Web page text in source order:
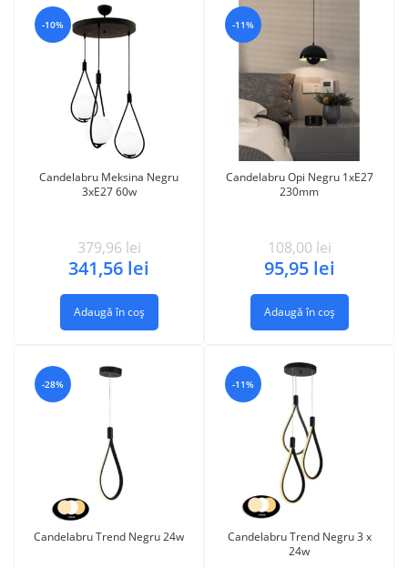
-10%
Candelabru Meksina Negru
3xE27 60w
379,96 lei
341,56 lei
Adaugă în coș
-11%
Candelabru Opi Negru 1xE27
230mm
108,00 lei
95,95 lei
Adaugă în coș
-28%
Candelabru Trend Negru 24w
-11%
Candelabru Trend Negru 3 x
24w